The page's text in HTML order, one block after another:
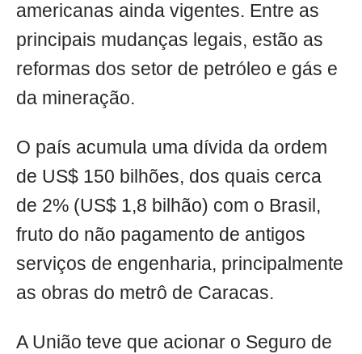
americanas ainda vigentes. Entre as
principais mudanças legais, estão as
reformas dos setor de petróleo e gás e
da mineração.
O país acumula uma dívida da ordem
de US$ 150 bilhões, dos quais cerca
de 2% (US$ 1,8 bilhão) com o Brasil,
fruto do não pagamento de antigos
serviços de engenharia, principalmente
as obras do metrô de Caracas.
A União teve que acionar o Seguro de